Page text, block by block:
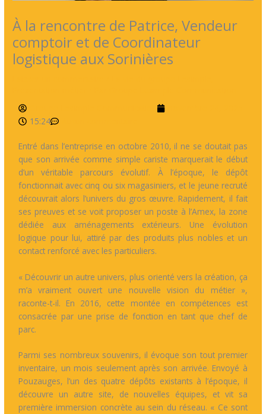
À la rencontre de Patrice, Vendeur
comptoir et de Coordinateur
logistique aux Sorinières
15:24
Entré dans l’entreprise en octobre 2010, il ne se doutait pas
que son arrivée comme simple cariste marquerait le début
d’un véritable parcours évolutif. À l’époque, le dépôt
fonctionnait avec cinq ou six magasiniers, et le jeune recruté
découvrait alors l’univers du gros œuvre. Rapidement, il fait
ses preuves et se voit proposer un poste à l’Amex, la zone
dédiée aux aménagements extérieurs. Une évolution
logique pour lui, attiré par des produits plus nobles et un
contact renforcé avec les particuliers.
« Découvrir un autre univers, plus orienté vers la création, ça
m’a vraiment ouvert une nouvelle vision du métier »,
raconte-t-il. En 2016, cette montée en compétences est
consacrée par une prise de fonction en tant que chef de
parc.
Parmi ses nombreux souvenirs, il évoque son tout premier
inventaire, un mois seulement après son arrivée. Envoyé à
Pouzauges, l’un des quatre dépôts existants à l’époque, il
découvre un autre site, de nouvelles équipes, et vit sa
première immersion concrète au sein du réseau. « Ce sont